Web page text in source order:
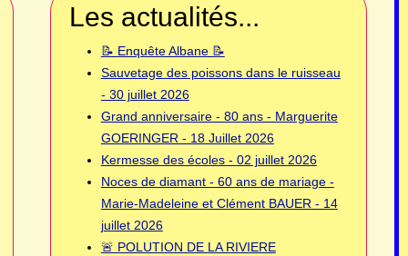
Les actualités...
📝 Enquête Albane 📝
Sauvetage des poissons dans le ruisseau
- 30 juillet 2026
Grand anniversaire - 80 ans - Marguerite
GOERINGER - 18 Juillet 2026
Kermesse des écoles - 02 juillet 2026
Noces de diamant - 60 ans de mariage -
Marie-Madeleine et Clément BAUER - 14
juillet 2026
🚨 POLUTION DE LA RIVIERE